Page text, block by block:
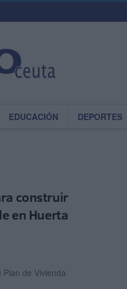
EDUCACIÓN DEPORTES
construir
en Huerta
de Vivienda